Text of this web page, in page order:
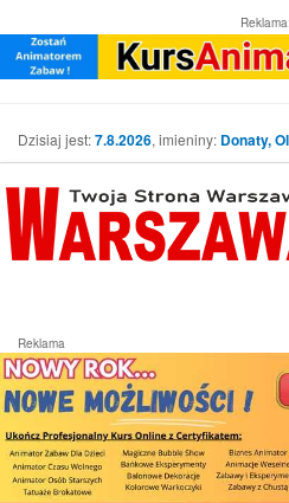
Reklama:
Dzisiaj jest:7.8.2026, imieniny: Donaty,
Reklama